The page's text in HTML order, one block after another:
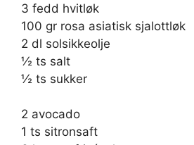
3 fedd hvitløk
100 gr rosa asiatisk sjalottløk
2 dl solsikkeolje
½ ts salt
½ ts sukker
2 avocado
1 ts sitronsaft